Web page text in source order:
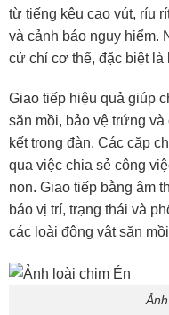
từ tiếng kêu cao vút, ríu
và cảnh báo nguy hiểm.
cử chỉ cơ thể, đặc biệt là
Giao tiếp hiệu quả giúp
săn mồi, bảo vệ trứng
kết trong đàn. Các cặp
qua việc chia sẻ công
non. Giao tiếp bằng âm
báo vị trí, trạng thái và
các loài động vật săn